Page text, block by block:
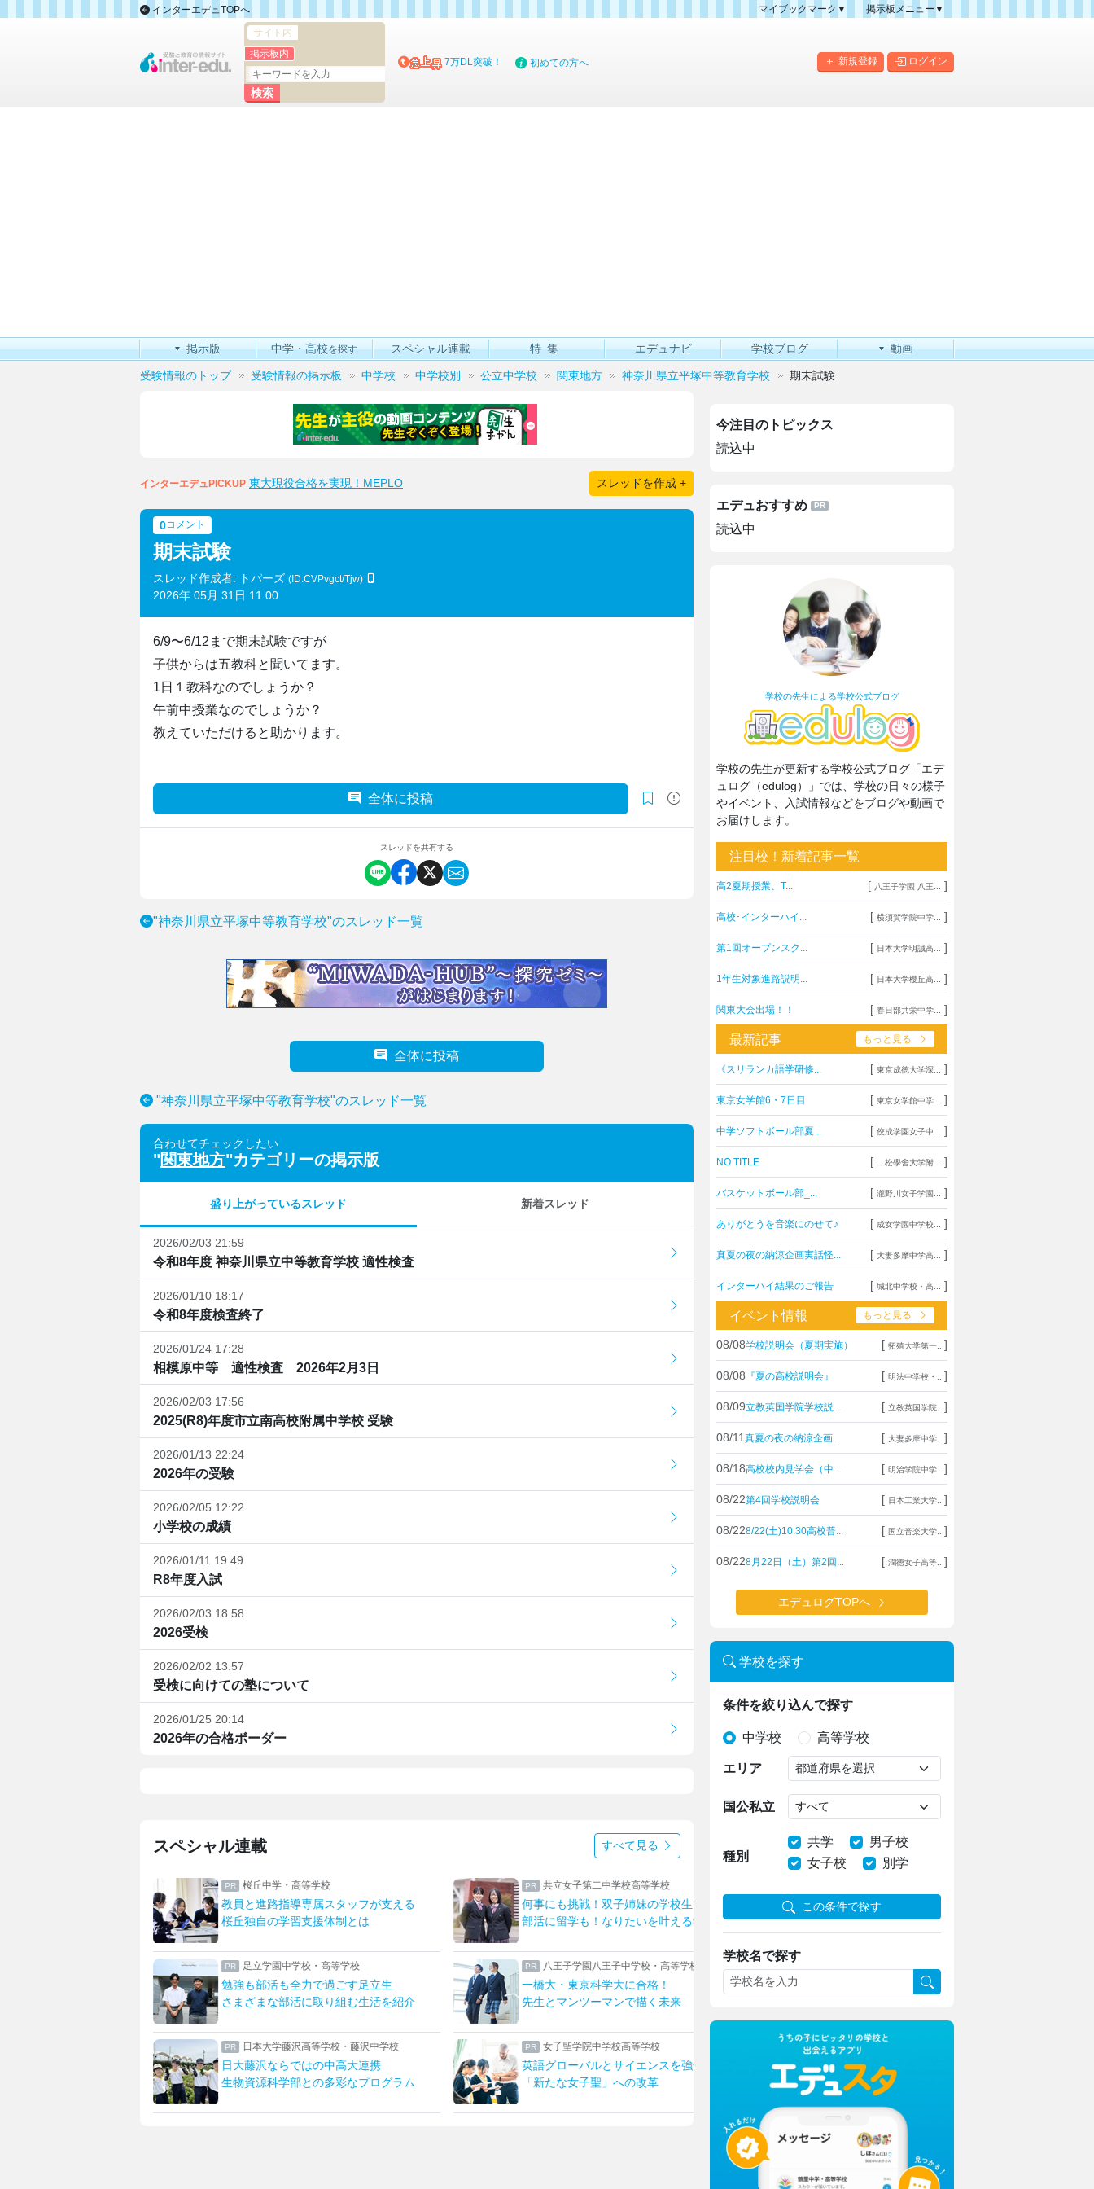
インターエデュTOPへ
マイブックマーク▼
掲示板メニュー▼
掲示板マップ
新規登録 ログイン
サイト内
掲示板内
7万DL突破！ 初めての方へ
掲示版 中学・高校を探す スペシャル連載 特集 エデュナビ 学校ブログ 動画
受験情報のトップ 受験情報の掲示板 中学校 中学校別 公立中学校 関東地方 神奈川県立平塚中等教育学校 期末試験
インターエデュPICKUP 東大現役合格を実現！MEPLO スレッドを作成 +
0コメント
期末試験
スレッド作成者: トパーズ (ID:CVPvgct/Tjw)
2026年 05月 31日 11:00
6/9〜6/12まで期末試験ですが
子供からは五教科と聞いてます。
1日１教科なのでしょうか？
午前中授業なのでしょうか？
教えていただけると助かります。
全体に投稿
スレッドを共有する
"神奈川県立平塚中等教育学校"のスレッド一覧
全体に投稿
"神奈川県立平塚中等教育学校"のスレッド一覧
合わせてチェックしたい
"関東地方"カテゴリーの掲示版
盛り上がっているスレッド 新着スレッド
2026/02/03 21:59
令和8年度 神奈川県立中等教育学校 適性検査
2026/01/10 18:17
令和8年度検査終了
2026/01/24 17:28
相模原中等 適性検査 2026年2月3日
2026/02/03 17:56
2025(R8)年度市立南高校附属中学校 受験
2026/01/13 22:24
2026年の受験
2026/02/05 12:22
小学校の成績
2026/01/11 19:49
R8年度入試
2026/02/03 18:58
2026受検
2026/02/02 13:57
受検に向けての塾について
2026/01/25 20:14
2026年の合格ボーダー
スペシャル連載 すべて見る
桜丘中学・高等学校
教員と進路指導専属スタッフが支える
桜丘独自の学習支援体制とは
足立学園中学校・高等学校
勉強も部活も全力で過ごす足立生
さまざまな部活に取り組む生活を紹介
日本大学藤沢高等学校・藤沢中学校
日大藤沢ならではの中高大連携
生物資源科学部との多彩なプログラム
共立女子第二中学校高等学校
何事にも挑戦！双子姉妹の学校生活
部活に留学も！なりたいを叶える学校
八王子学園八王子中学校・高等学校
一橋大・東京科学大に合格！
先生とマンツーマンで描く未来
女子聖学院中学校高等学校
英語グローバルとサイエンスを強化！
「新たな女子聖」への改革
ハープやフルート！ひとり一つの楽器
上野ならではのフィールドワーク
理想を形にデザインと機能性をアップ
東京家政大学附属女子中学校高等学校
新校長に就任！未来の展望について取材
今注目のトピックス
読込中
エデュおすすめ
読込中
学校の先生による学校公式ブログ
学校の先生が更新する学校公式ブログ「エデ
ュログ（edulog）」では、学校の日々の様子
やイベント、入試情報などをブログや動画で
お届けします。
注目校！新着記事一覧
高2夏期授業、T... [ 八王子学園 八王... ]
高校･インターハイ... [ 横須賀学院中学... ]
第1回オープンスク... [ 日本大学明誠高... ]
1年生対象進路説明... [ 日本大学櫻丘高... ]
関東大会出場！！ [ 春日部共栄中学... ]
最新記事 もっと見る
《スリランカ語学研修... [ 東京成徳大学深... ]
東京女学館6・7日目 [ 東京女学館中学... ]
中学ソフトボール部夏... [ 佼成学園女子中... ]
NO TITLE [ 二松學舍大学附... ]
バスケットボール部_... [ 瀧野川女子学園... ]
ありがとうを音楽にのせて♪ [ 成女学園中学校... ]
真夏の夜の納涼企画実話怪... [ 大妻多摩中学高... ]
インターハイ結果のご報告 [ 城北中学校・高... ]
イベント情報 もっと見る
08/08学校説明会（夏期実施） [ 拓殖大学第一... ]
08/08 『夏の高校説明会』 [ 明法中学校・... ]
08/09立教英国学院学校説... [ 立教英国学院... ]
08/11 真夏の夜の納涼企画... [ 大妻多摩中学... ]
08/18高校校内見学会（中... [ 明治学院中学... ]
08/22第4回学校説明会 [ 日本工業大学... ]
08/228/22(土)10:30高校普... [ 国立音楽大学... ]
08/228月22日（土）第2回... [ 潤徳女子高等... ]
エデュログTOPへ
学校を探す
条件を絞り込んで探す
中学校 高等学校
エリア
国公私立
種別
共学
男子校
女子校
別学
この条件で探す
学校名で探す